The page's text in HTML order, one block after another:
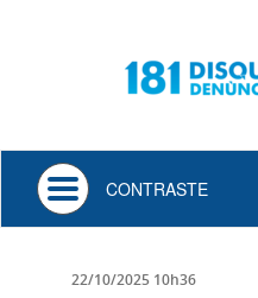
Toggle
navigation
CONTRASTE
22/10/2025 10h36